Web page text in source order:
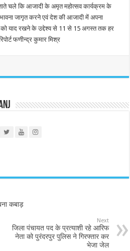
चले कि आजादी के अमृत महोत्सव कार्यक्रम के
जागृत करने एवं देश की आजादी में अपना
को याद रखने के उद्देश्य से 11 से 15 अगस्त तक हर
फणीन्द्र कुमार मिश्र
कबाड़
Next
जिला पंचायत पद के प्रत्याशी रहे आरिफ
नेता को पुरंदरपुर पुलिस ने गिरफ्तार कर
भेजा जेल